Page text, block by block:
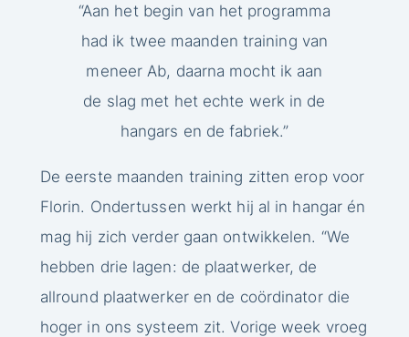
“Aan het begin van het programma
had ik twee maanden training van
meneer Ab, daarna mocht ik aan
de slag met het echte werk in de
hangars en de fabriek.”
De eerste maanden training zitten erop voor
Florin. Ondertussen werkt hij al in hangar én
mag hij zich verder gaan ontwikkelen. “We
hebben drie lagen: de plaatwerker, de
allround plaatwerker en de coördinator die
hoger in ons systeem zit. Vorige week vroeg